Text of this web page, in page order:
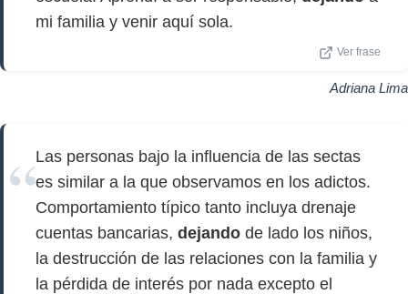
mi familia y venir aquí sola.
Ver frase
Adriana Lima
Las personas bajo la influencia de las sectas
es similar a la que observamos en los adictos.
Comportamiento típico tanto incluya drenaje
cuentas bancarias, dejando de lado los niños,
la destrucción de las relaciones con la familia y
la pérdida de interés por nada excepto el